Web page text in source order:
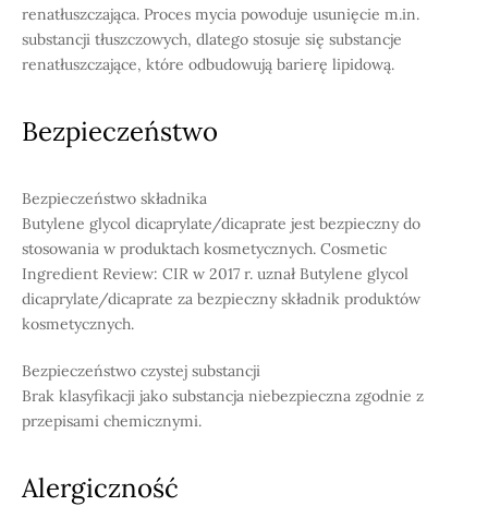
renatłuszczająca. Proces mycia powoduje usunięcie m.in.
substancji tłuszczowych, dlatego stosuje się substancje
renatłuszczające, które odbudowują barierę lipidową.
Bezpieczeństwo
Bezpieczeństwo składnika
Butylene glycol dicaprylate/dicaprate jest bezpieczny do
stosowania w produktach kosmetycznych. Cosmetic
Ingredient Review: CIR w 2017 r. uznał Butylene glycol
dicaprylate/dicaprate za bezpieczny składnik produktów
kosmetycznych.
Bezpieczeństwo czystej substancji
Brak klasyfikacji jako substancja niebezpieczna zgodnie z
przepisami chemicznymi.
Alergiczność